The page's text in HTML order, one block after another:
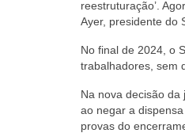
reestruturação’.
Ayer, presidente do
No final de 2024, o
trabalhadores, sem
Na nova decisão
ao negar a
provas do